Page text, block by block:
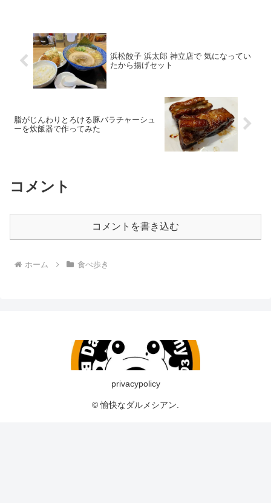
浜松餃子 浜太郎 神立店で 気になってい
たから揚げセット
脂がじんわりとろける豚バラチャーシュ
ーを炊飯器で作ってみた
コメント
コメントを書き込む
ホーム 食べ歩き
privacypolicy
© 愉快なダルメシアン.